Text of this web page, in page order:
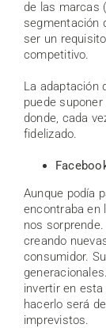
de las marcas
segmentación
ser un
competitivo.
La adaptación
puede
donde, cada
fidelizado.
Aunque podía
encontraba en
nos
creando
consumidor.
invertir en
hacerlo será
imprevistos.